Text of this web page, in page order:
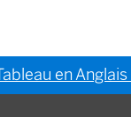
en Anglais